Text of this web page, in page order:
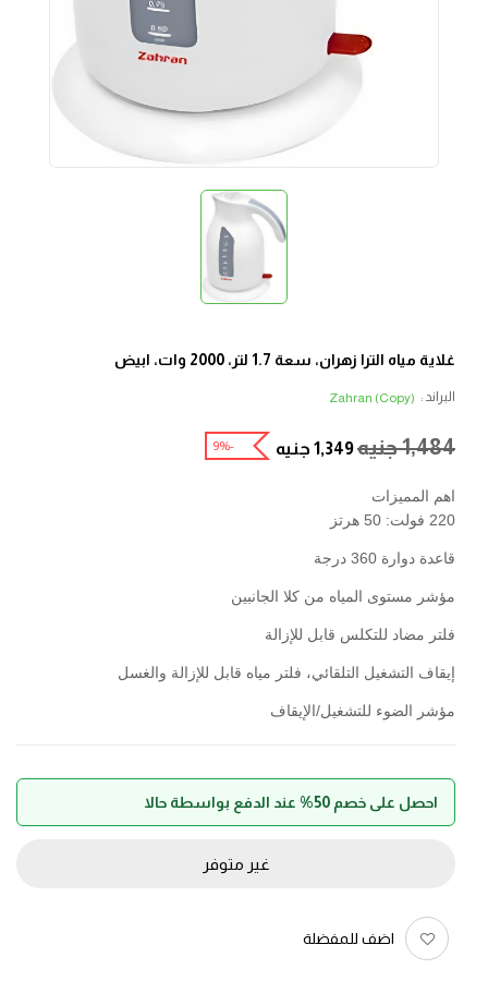
غلاية مياه الترا زهران، سعة 1.7 لتر، 2000 وات، ابيض
البراند : Zahran (Copy)
1,484جنيه1,349 جنيه -9%
اهم المميزات
220 فولت: 50 هرتز
قاعدة دوارة 360 درجة
مؤشر مستوى المياه من كلا الجانبين
فلتر مضاد للتكلس قابل للإزالة
إيقاف التشغيل التلقائي، فلتر مياه قابل للإزالة والغسل
مؤشر الضوء للتشغيل/الإيقاف
احصل على خصم 50% عند الدفع بواسطة حالا
غير متوفر
اضف للمفضلة